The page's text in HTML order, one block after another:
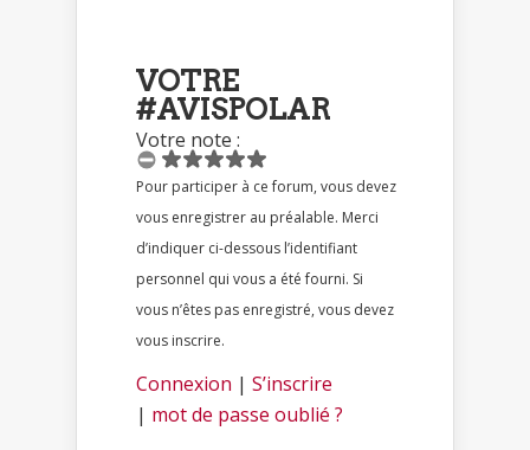
VOTRE
#AVISPOLAR
Votre note :
Pour participer à ce forum, vous devez
vous enregistrer au préalable. Merci
d’indiquer ci-dessous l’identifiant
personnel qui vous a été fourni. Si
vous n’êtes pas enregistré, vous devez
vous inscrire.
Connexion | S’inscrire
| mot de passe oublié ?